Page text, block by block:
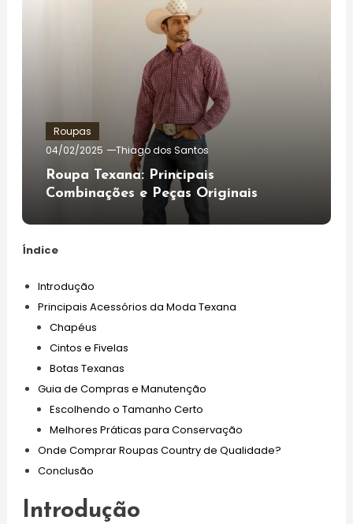
Roupas
04/02/2025
Thiago dos Santos
Roupa Texana: Principais
Combinações e Peças Originais
Índice
Introdução
Principais Acessórios da Moda Texana
Chapéus
Cintos e Fivelas
Botas Texanas
Guia de Compras e Manutenção
Escolhendo o Tamanho Certo
Melhores Práticas para Conservação
Onde Comprar Roupas Country de Qualidade?
Conclusão
Introdução